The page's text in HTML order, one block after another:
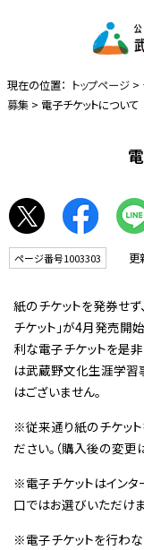
現在の位置： トップページ >
募集 > 電子チケットについて
ページ番号1003303 更
紙のチケットを発券せ
チケット」が4月発売開
利な電子チケットを是
は武蔵野文化生涯学習
はございません。
※従来通り紙のチケット
ださい。（購入後の変更
※電子チケットはインタ
口ではお選びいただけま
※電子チケットを行わな